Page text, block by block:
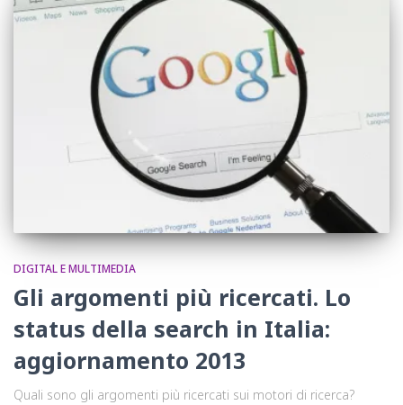
DIGITAL E MULTIMEDIA
Gli argomenti più ricercati. Lo
status della search in Italia:
aggiornamento 2013
Quali sono gli argomenti più ricercati sui motori di ricerca?